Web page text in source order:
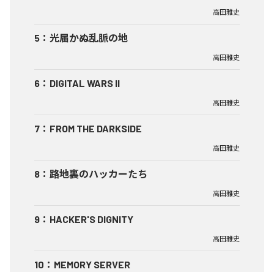
高田雅史
5 ： 光届かぬ乱脈の地
高田雅史
6 ： DIGITAL WARS II
高田雅史
7 ： FROM THE DARKSIDE
高田雅史
8 ： 路地裏のハッカーたち
高田雅史
9 ： HACKER'S DIGNITY
高田雅史
10 ： MEMORY SERVER